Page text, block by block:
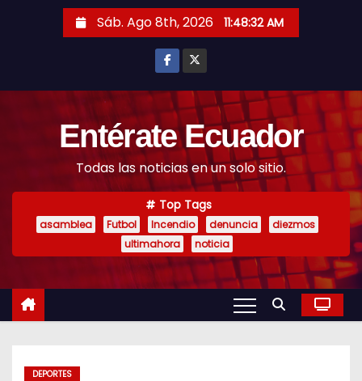
Sáb. Ago 8th, 2026 11:48:34 AM
Entérate Ecuador
Todas las noticias en un solo sitio.
Top Tags
asamblea Futbol Incendio denuncia
diezmos
ultimahora
noticia
DEPORTES